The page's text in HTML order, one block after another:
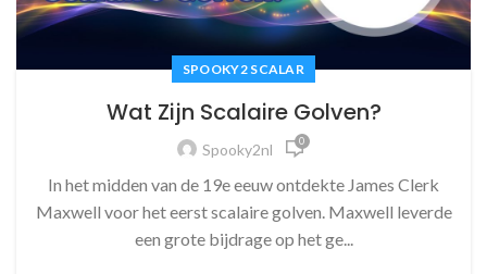
SPOOKY2 SCALAR
Wat Zijn Scalaire Golven?
Spooky2nl 0
In het midden van de 19e eeuw ontdekte James Clerk
Maxwell voor het eerst scalaire golven. Maxwell leverde
een grote bijdrage op het ge...